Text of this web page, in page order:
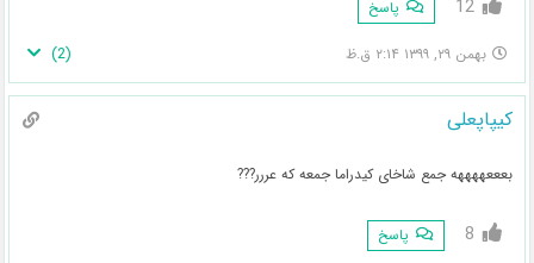
12 پاسخ
بهمن ۲۹, ۱۳۹۹ ۲:۱۴ ق.ظ (
2
)
کیپاپعلی
بعععههههه جمع شاخای کیدراما جمعه که عررر???
8 پاسخ